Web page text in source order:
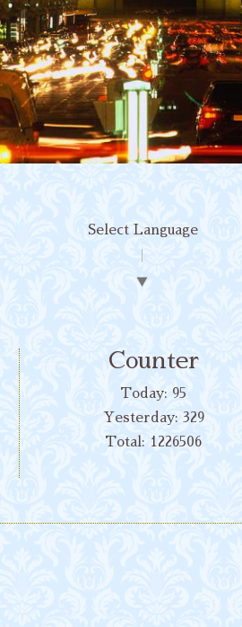
Select Language
▼
Counter
Today: 95
Yesterday: 329
Total: 1226506